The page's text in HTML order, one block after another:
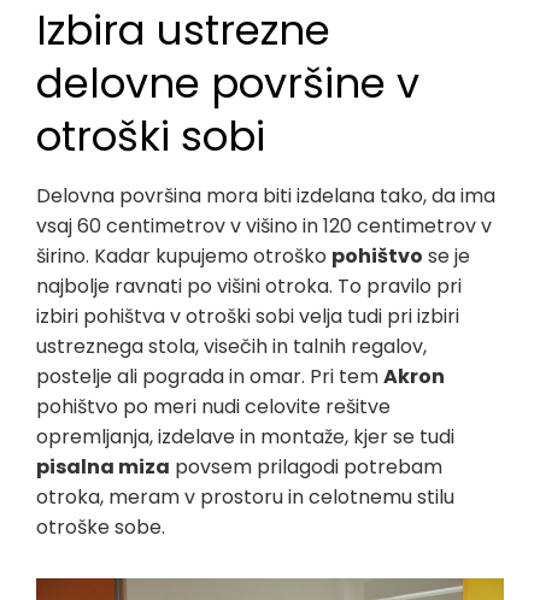
Izbira ustrezne
delovne površine v
otroški sobi
Delovna površina mora biti izdelana tako, da ima
vsaj 60 centimetrov v višino in 120 centimetrov v
širino. Kadar kupujemo otroško pohištvo se je
najbolje ravnati po višini otroka. To pravilo pri
izbiri pohištva v otroški sobi velja tudi pri izbiri
ustreznega stola, visečih in talnih regalov,
postelje ali pograda in omar. Pri temAkron
pohištvo po meri nudi celovite rešitve
opremljanja, izdelave in montaže, kjer se tudi
pisalna miza povsem prilagodi potrebam
otroka, meram v prostoru in celotnemu stilu
otroške sobe.